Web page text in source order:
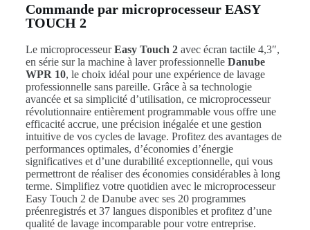
Commande par microprocesseur EASY
TOUCH 2
Le microprocesseurEasy Touch 2avec écran tactile 4,3″,
en série sur la machine à laver professionnelle Danube
WPR 10, le choix idéal pour une expérience de lavage
professionnelle sans pareille. Grâce à sa technologie
avancée et sa simplicité d’utilisation, ce microprocesseur
révolutionnaire entièrement programmable vous offre une
efficacité accrue, une précision inégalée et une gestion
intuitive de vos cycles de lavage. Profitez des avantages de
performances optimales, d’économies d’énergie
significatives et d’une durabilité exceptionnelle, qui vous
permettront de réaliser des économies considérables à long
terme. Simplifiez votre quotidien avec le microprocesseur
Easy Touch 2 de Danube avec ses 20 programmes
préenregistrés et 37 langues disponibles et profitez d’une
qualité de lavage incomparable pour votre entreprise.